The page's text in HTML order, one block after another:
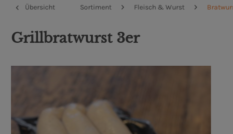
Übersicht Sortiment Fleisch & Wurst
Grillbratwurst 3er